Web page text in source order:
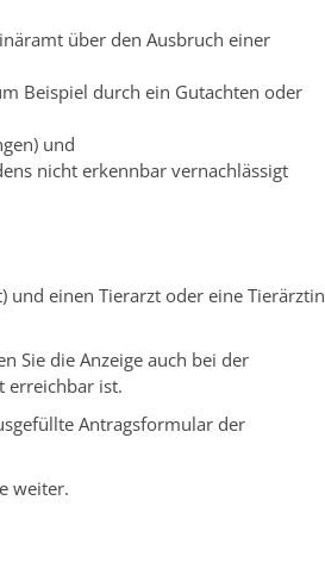
über den Ausbruch einer
Beispiel durch ein Gutachten oder
und
nicht erkennbar vernachlässigt
und einen Tierarzt oder eine Tierärztin
Sie die Anzeige auch bei der
erreichbar ist.
Antragsformular der
weiter.